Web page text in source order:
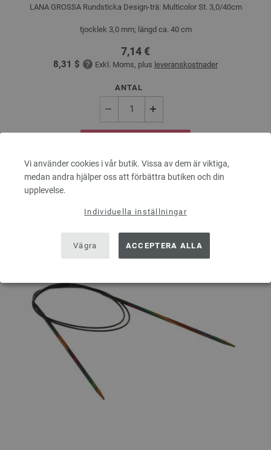
Vi använder cookies i vår butik. Vissa av dem är viktiga,
medan andra hjälper oss att förbättra butiken och din
upplevelse.
Individuella inställningar
Vägra ACCEPTERA ALLA
LANA GROSSA Rundsticka Design-trä: Multicolor St. 3,0/40cm
tjocklek 3,0 mm; längd ca. 40 cm
7,14 €
8,31 $ Exkl. Moms, plus leveranskostnader
ANTAL
På inköpslistan